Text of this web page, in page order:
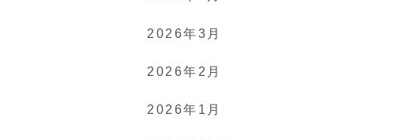
2026年3月
2026年2月
2026年1月